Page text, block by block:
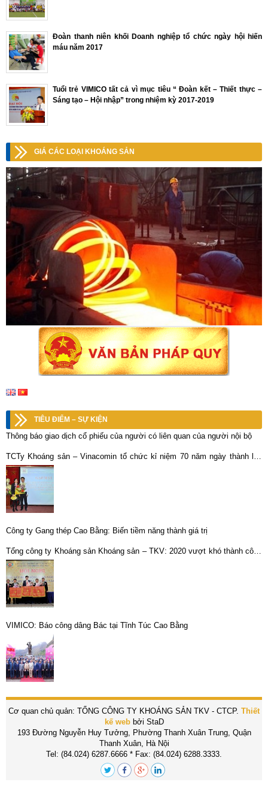
Đoàn thanh niên khối Doanh nghiệp tổ chức ngày hội hiến
máu năm 2017
Tuổi trẻ VIMICO tất cả vì mục tiêu “ Đoàn kết – Thiết thực –
Sáng tạo – Hội nhập” trong nhiệm kỳ 2017-2019
GIÁ CÁC LOẠI KHOÁNG SẢN
TIÊU ĐIỂM – SỰ KIỆN
Thông báo giao dịch cổ phiếu của người có liên quan của người nội bộ
TCTy Khoáng sản – Vinacomin tổ chức kỉ niệm 70 năm ngày thành lập
Quân đội nhân dân VN và 25 năm ngày hội Quốc phòng toàn dân
Công ty Gang thép Cao Bằng: Biến tiềm năng thành giá trị
Tổng công ty Khoáng sản Khoáng sản – TKV: 2020 vượt khó thành công
để vững bước vào năm 2021
VIMICO: Báo công dâng Bác tại Tĩnh Túc Cao Bằng
Cơ quan chủ quản: TỔNG CÔNG TY KHOÁNG SẢN TKV - CTCP. Thiết
kế webbởi StaD
193 Đường Nguyễn Huy Tưởng, Phường Thanh Xuân Trung, Quận
Thanh Xuân, Hà Nội
Tel: (84.024) 6287.6666 * Fax: (84.024) 6288.3333.